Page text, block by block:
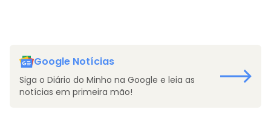
Google Notícias
Siga o Diário do Minho na Google e leia as
notícias em primeira mão!